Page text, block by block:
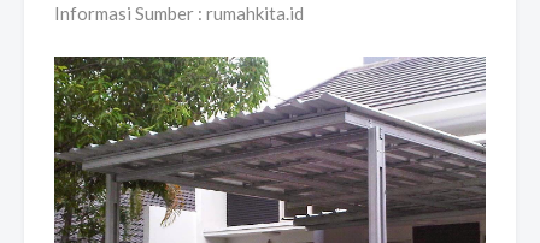
Informasi Sumber : rumahkita.id